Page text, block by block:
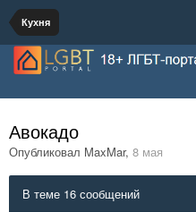
Кухня
Авокадо
Опубликовал MaxMar, 8 мая
В теме 16 сообщений